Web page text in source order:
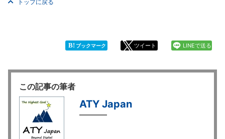
トップに戻る
B! ブックマーク ツイート LINEで送る
この記事の筆者
ATY Japan